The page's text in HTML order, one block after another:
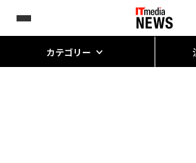
カテゴリー